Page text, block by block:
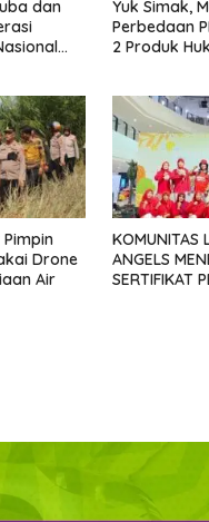
dan
Yuk Simak,
Perbedaan
2 Produk
Drone
Air
KOMUNITAS
ANGELS
SERTIFIKAT